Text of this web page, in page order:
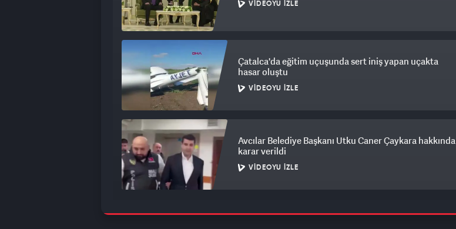
VIDEOYU İZLE
Çatalca'da eğitim uçuşunda sert iniş yapan uçakta
hasar oluştu
VIDEOYU İZLE
Avcılar Belediye Başkanı Utku Caner Çaykara hakkında
karar verildi
VIDEOYU İZLE